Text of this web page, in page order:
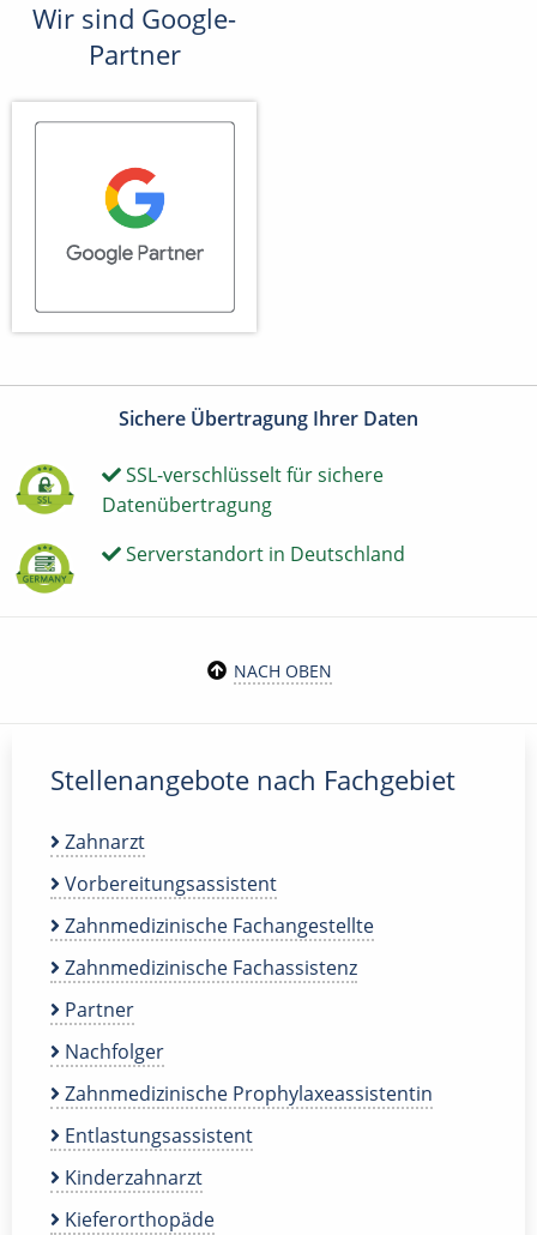
Wir sind Google-
Partner
Sichere Übertragung Ihrer Daten
SSL-verschlüsselt für sichere
Datenübertragung
Serverstandort in Deutschland
NACH OBEN
Stellenangebote nach Fachgebiet
Zahnarzt
Vorbereitungsassistent
Zahnmedizinische Fachangestellte
Zahnmedizinische Fachassistenz
Partner
Nachfolger
Zahnmedizinische Prophylaxeassistentin
Entlastungsassistent
Kinderzahnarzt
Kieferorthopäde